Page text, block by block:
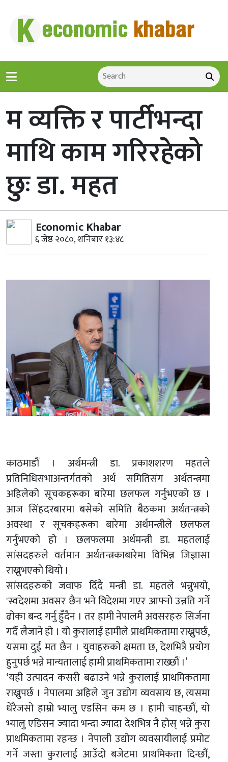
म व्यक्ति र पार्टीभन्दा
माथि काम गरिरहेको
छुः डा. महत
Economic Khabar
६ जेष्ठ २०८०, शनिबार १३:४८
काठमाडौं । अर्थमन्त्री डा. प्रकाशशरण महतले
प्रतिनिधिसभाअन्तर्गतको अर्थ समितिसंग अर्थतन्त्रमा
अहिलेको सूचकहरूका बारेमा छलफल गर्नुभएकाे छ ।
आज सिंहदरबारमा बसेको समिति बैठकमा अर्थतन्त्रको
अवस्था र सूचकहरूका बारेमा अर्थमन्त्रीले छलफल
गर्नुभएकाे हो । छलफलमा अर्थमन्त्री डा. महतलाई
सांसदहरुले वर्तमान अर्थतन्त्रकाबारेमा विभिन्न जिज्ञासा
राख्नुभएकाे थियाे ।
सांसदहरुको जवाफ दिँदै मन्त्री डा. महतले भन्नुभयाे,
'स्वदेशमा अवसर छैन भने विदेशमा गएर आफ्नो उन्नति गर्ने
ढोका बन्द गर्नु हुँदैन । तर हामी नेपालमै अवसरहरु सिर्जना
गर्दै लैजाने हो । यो कुरालाई हामीले प्राथमिकतामा राख्नुपर्छ,
यसमा दुई मत छैन । युवाहरुको क्षमता छ, देशभित्रै प्रयोग
हुनुपर्छ भन्ने मान्यतालाई हामी प्राथमिकतामा राख्छौं ।’
‘यही उत्पादन कसरी बढाउने भन्ने कुरालाई प्राथमिकतामा
राख्नुपर्छ । नेपालमा अहिले जुन उद्योग व्यवसाय छ, त्यसमा
धेरैजसो हाम्रो भ्यालु एडसिन कम छ । हामी चाहन्छौं, यो
भ्यालु एडिसन ज्यादा भन्दा ज्यादा देशभित्र नै होस् भन्ने कुरा
प्राथमिकतामा रहन्छ । नेपाली उद्योग व्यवसायीलाई प्रमोट
गर्ने जस्ता कुरालाई आउँदो बजेटमा प्राथमिकता दिन्छौं,